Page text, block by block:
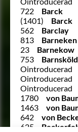
722
Barck
(1401)
Barck
562
Barclay
813
Barneken
23
Barnekow
753
Barnsköld
Ointroducerad
Ointroducerad
Ointroducerad
1780
von
1463
von
642
von
625